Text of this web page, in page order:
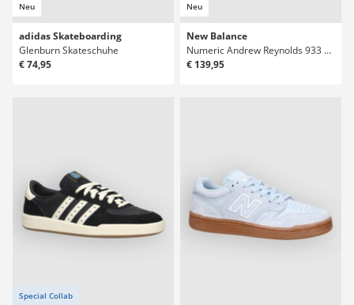
Neu
adidas Skateboarding
Glenburn Skateschuhe
€ 74,95
Neu
New Balance
Numeric Andrew Reynolds 933 Skateschuhe
€ 139,95
Special Collab